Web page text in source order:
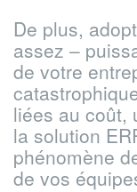
De plus,
assez –
de votre
liées au coût,
la solution
phénomène
de vos